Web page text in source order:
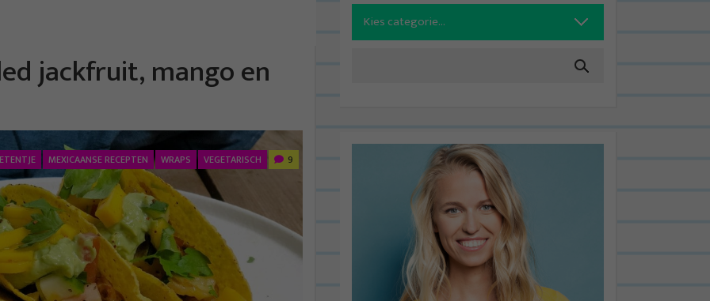
jackfruit, mango en
MEXICAANSE RECEPTEN WRAPS VEGETARISCH 9
Search
for: